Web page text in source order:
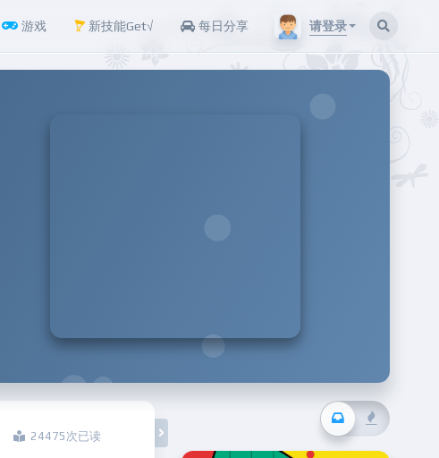
游戏 新技能Get√ 每日分享 请登录
24475次已读